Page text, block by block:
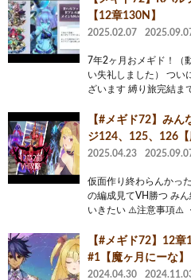
【12章130N】
2025.02.07
7年2ヶ月おメギド！（
い失礼しました） つい
ざいます 縛り旅完結ま
【#メギド72】み
ジ124、125、126
2025.04.23
仮面作り終わらんかっ
の編成見てVH勝つ み
いきたい ⚠️注意事項⚠️
【#メギド72】12
#1【魔ヶ月にーな
2024.04.30